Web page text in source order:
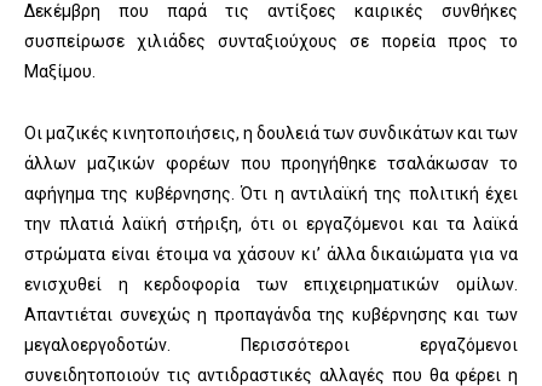
Δεκέμβρη που παρά τις αντίξοες καιρικές συνθήκες
συσπείρωσε χιλιάδες συνταξιούχους σε πορεία προς το
Μαξίμου.
Οι μαζικές κινητοποιήσεις, η δουλειά των συνδικάτων και των
άλλων μαζικών φορέων που προηγήθηκε τσαλάκωσαν το
αφήγημα της κυβέρνησης. Ότι η αντιλαϊκή της πολιτική έχει
την πλατιά λαϊκή στήριξη, ότι οι εργαζόμενοι και τα λαϊκά
στρώματα είναι έτοιμα να χάσουν κι’ άλλα δικαιώματα για να
ενισχυθεί η κερδοφορία των επιχειρηματικών ομίλων.
Απαντιέται συνεχώς η προπαγάνδα της κυβέρνησης και των
μεγαλοεργοδοτών. Περισσότεροι εργαζόμενοι
συνειδητοποιούν τις αντιδραστικές αλλαγές που θα φέρει η